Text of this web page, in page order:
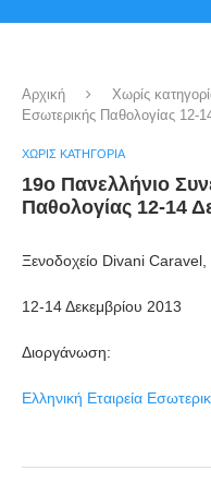
Αρχική Χωρίς
Εσωτερικής Παθολογίας 12-
ΧΩΡΊΣ ΚΑΤΗΓΟΡΊΑ
19ο Πανελλήνιο
Παθολογίας 12-14
Ξενοδοχείο Divani
12-14 Δεκεμβρίου 2013
Διοργάνωση:
Ελληνική Εταιρεία